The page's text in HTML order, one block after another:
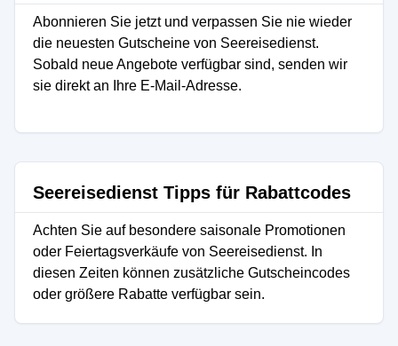
Abonnieren Sie jetzt und verpassen Sie nie wieder
die neuesten Gutscheine von Seereisedienst.
Sobald neue Angebote verfügbar sind, senden wir
sie direkt an Ihre E-Mail-Adresse.
Seereisedienst Tipps für Rabattcodes
Achten Sie auf besondere saisonale Promotionen
oder Feiertagsverkäufe von Seereisedienst. In
diesen Zeiten können zusätzliche Gutscheincodes
oder größere Rabatte verfügbar sein.